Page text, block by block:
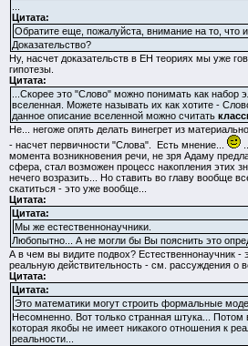
Цитата:
Обратите еще, пожалуйста, внимание на то, что
Доказательство?
Ну, насчет доказательств в ЕН теориях мы уже
гипотезы.
Цитата:
...Скорее это "Слово" можно понимать как набор
вселенная. Можете называть их как хотите -
данное описание вселенной можно считать
Не... негоже опять делать винегрет из
- насчет первичности "Слова". Есть мнение...
момента возникновения речи, не зря Адаму
сфера, стал возможен процесс накопления этих
нечего возразить... Но ставить во главу вообще
скатиться - это уже вообще...
Цитата:
Цитата:
Мы же естественнонаучники.
Любопытно... А не могли бы Вы пояснить это
А в чем вы видите подвох? Естественнонаучник
реальную действительность - см. рассуждения о
Цитата:
Цитата:
Это математики могут строить формальные
Несомненно. Вот только странная штука...
которая якобы не имеет никакого отношения к
реальности...